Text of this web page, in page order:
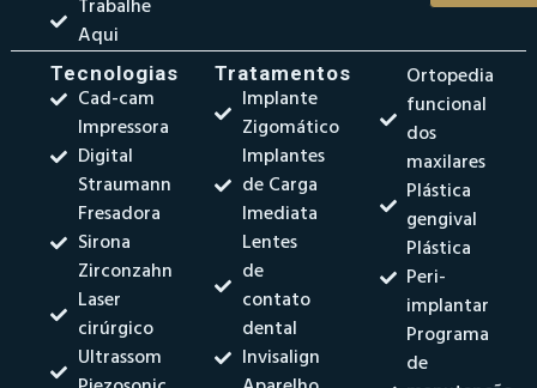
Trabalhe
Aqui
Tecnologias
Cad-cam
Impressora
Digital
Straumann
Fresadora
Sirona
Zirconzahn
Laser
cirúrgico
Ultrassom
Tratamentos
Implante
Zigomático
Implantes
de Carga
Imediata
Lentes
de
contato
dental
Invisalign
Ortopedia
funcional
dos
maxilares
Plástica
gengival
Plástica
Peri-
implantar
Programa
de